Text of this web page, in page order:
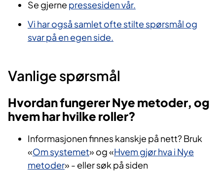
Se gjerne pressesiden vår.
Vi har også samlet ofte stilte spørsmål og
svar på en egen side.
Vanlige spørsmål
Hvordan fungerer Nye metoder, og
hvem har hvilke roller?
Informasjonen finnes kanskje på nett? Bruk
«Om systemet» og «Hvem gjør hva i Nye
metoder» - eller søk på siden